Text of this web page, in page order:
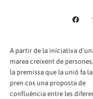
A partir de la iniciativa
marea creixent de
la premissa que la unió fa
pren cos una proposta de
confluència entre les